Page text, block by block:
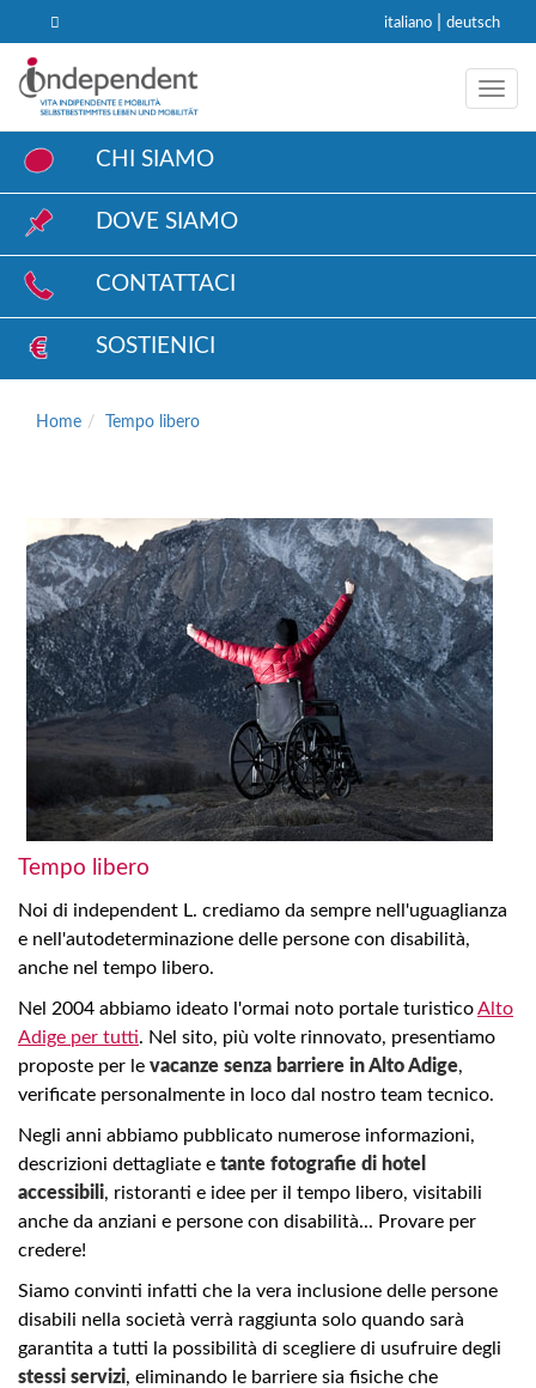
italiano deutsch
CHI SIAMO
DOVE SIAMO
CONTATTACI
SOSTIENICI
Home Tempo libero
Tempo libero
Noi di independent L. crediamo da sempre nell'uguaglianza
e nell'autodeterminazione delle persone con disabilità,
anche nel tempo libero.
Nel 2004 abbiamo ideato l'ormai noto portale turisticoAlto
Adige per tutti. Nel sito, più volte rinnovato, presentiamo
proposte per le vacanze senza barriere in Alto Adige,
verificate personalmente in loco dal nostro team tecnico.
Negli anni abbiamo pubblicato numerose informazioni,
descrizioni dettagliate e tante fotografie di hotel
accessibili, ristoranti e idee per il tempo libero, visitabili
anche da anziani e persone con disabilità... Provare per
credere!
Siamo convinti infatti che la vera inclusione delle persone
disabili nella società verrà raggiunta solo quando sarà
garantita a tutti la possibilità di scegliere di usufruire degli
stessi servizi, eliminando le barriere sia fisiche che